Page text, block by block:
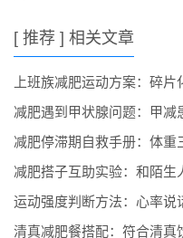
[ 推荐 ] 相关文章
上班族减肥运动方案：碎
减肥遇到甲状腺问题：甲减
减肥停滞期自救手册：体重
减肥搭子互助实验：和陌生
运动强度判断方法：心率说
清真减肥餐搭配：符合清真